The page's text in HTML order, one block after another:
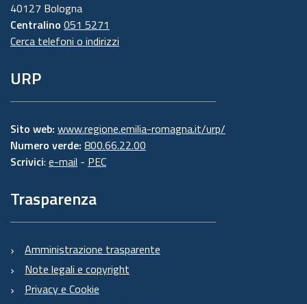
40127 Bologna
Centralino 051 5271
Cerca telefoni o indirizzi
URP
Sito web: www.regione.emilia-romagna.it/urp/
Numero verde: 800.66.22.00
Scrivici: e-mail - PEC
Trasparenza
Amministrazione trasparente
Note legali e copyright
Privacy e Cookie